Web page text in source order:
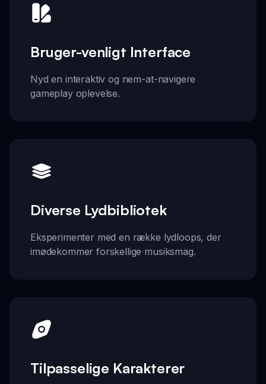
Bruger-venligt Interface
Nyd en interaktiv og nem-at-navigere
gameplay oplevelse.
Diverse Lydbibliotek
Eksperimenter med en række lydloops, der
imødekommer forskellige musiksmag.
Tilpasselige Karakterer